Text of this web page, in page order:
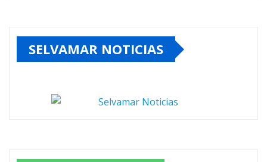
SELVAMAR NOTICIAS